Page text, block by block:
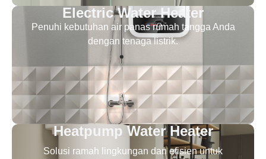
Electric Water Heater
Penuhi kebutuhan air panas rumah tangga Anda
dengan tenaga listrik.
Heatpump Water Heater
Solusi ramah lingkungan dan efisien untuk